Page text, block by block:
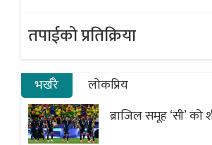
तपाईको प्रतिक्रिया
भर्खरै
लोकप्रिय
ब्राजिल समूह ‘सी’ को